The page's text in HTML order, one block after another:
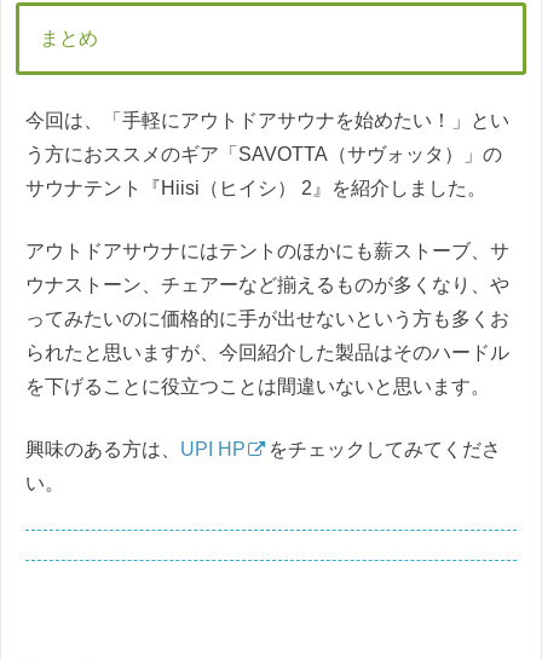
まとめ
今回は、「手軽にアウトドアサウナを始めたい！」とい
う方におススメのギア「SAVOTTA（サヴォッタ）」の
サウナテント『Hiisi（ヒイシ） 2』を紹介しました。
アウトドアサウナにはテントのほかにも薪ストーブ、サ
ウナストーン、チェアーなど揃えるものが多くなり、や
ってみたいのに価格的に手が出せないという方も多くお
られたと思いますが、今回紹介した製品はそのハードル
を下げることに役立つことは間違いないと思います。
興味のある方は、 UPI HP
をチェックしてみてくださ
い。